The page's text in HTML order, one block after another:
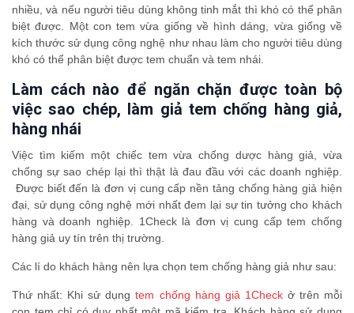
nhiều, và nếu người tiêu dùng không tinh mắt thì khó có thể phân
biệt được. Một con tem vừa giống về hình dáng, vừa giống về
kích thước sử dụng công nghệ như nhau làm cho người tiêu dùng
khó có thể phân biệt được tem chuẩn và tem nhái.
Làm cách nào để ngăn chặn được toàn bộ
việc sao chép, làm giả tem chống hàng giả,
hàng nhái
Việc tìm kiếm một chiếc tem vừa chống dược hàng giả, vừa
chống sự sao chép lại thì thật là đau đầu với các doanh nghiệp.
Được biết đến là đơn vị cung cấp nền tảng chống hàng giả hiện
đại, sử dụng công nghệ mới nhất đem lại sự tin tưởng cho khách
hàng và doanh nghiệp. 1Check là đơn vị cung cấp tem chống
hàng giả uy tín trên thị trường.
Các lí do khách hàng nên lựa chọn tem chống hàng giả như sau:
Thứ nhất: Khi sử dụngtem chống hàng giả 1Checkở trên mỗi